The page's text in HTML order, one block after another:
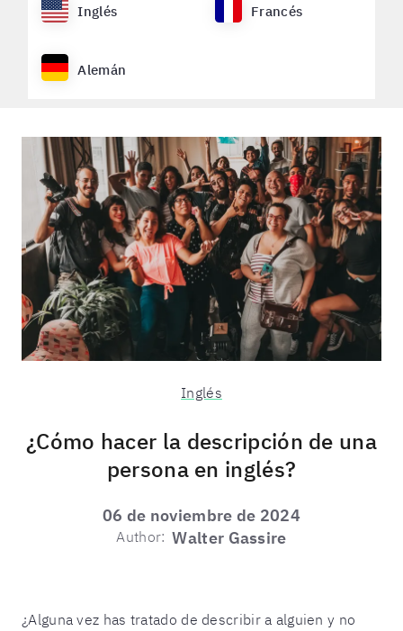
Inglés Francés
Alemán
Inglés
¿Cómo hacer la descripción de una
persona en inglés?
06 de noviembre de 2024
Author: Walter Gassire
¿Alguna vez has tratado de describir a alguien y no